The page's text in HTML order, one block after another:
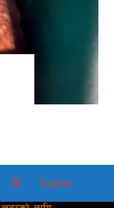
Twitter